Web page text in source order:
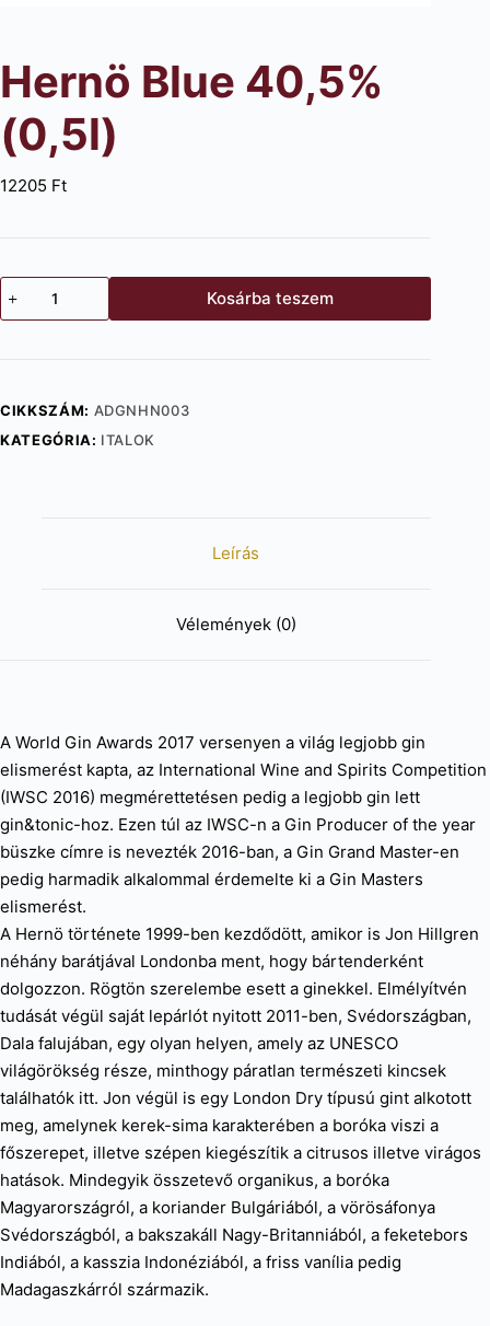
Hernö Blue 40,5%
(0,5l)
12205 Ft
Blue
mennyiség
Kosárba teszem
CIKKSZÁM: ADGNHN003
KATEGÓRIA: ITALOK
Leírás
Vélemények (0)
A World Gin Awards 2017 versenyen a világ legjobb gin
elismerést kapta, az International Wine and Spirits Competition
(IWSC 2016) megmérettetésen pedig a legjobb gin lett
gin&tonic-hoz. Ezen túl az IWSC-n a Gin Producer of the year
büszke címre is nevezték 2016-ban, a Gin Grand Master-en
pedig harmadik alkalommal érdemelte ki a Gin Masters
elismerést.
A Hernö története 1999-ben kezdődött, amikor is Jon Hillgren
néhány barátjával Londonba ment, hogy bártenderként
dolgozzon. Rögtön szerelembe esett a ginekkel. Elmélyítvén
tudását végül saját lepárlót nyitott 2011-ben, Svédországban,
Dala falujában, egy olyan helyen, amely az UNESCO
világörökség része, minthogy páratlan természeti kincsek
találhatók itt. Jon végül is egy London Dry típusú gint alkotott
meg, amelynek kerek-sima karakterében a boróka viszi a
főszerepet, illetve szépen kiegészítik a citrusos illetve virágos
hatások. Mindegyik összetevő organikus, a boróka
Magyarországról, a koriander Bulgáriából, a vörösáfonya
Svédországból, a bakszakáll Nagy-Britanniából, a feketebors
Indiából, a kasszia Indonéziából, a friss vanília pedig
Madagaszkárról származik.